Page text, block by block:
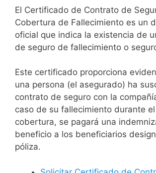
El Certificado de Contrato de
Cobertura de Fallecimiento es un
oficial que indica la existencia de
de seguro de fallecimiento o
Este certificado proporciona
una persona (el asegurado) ha
contrato de seguro con la
caso de su fallecimiento durante
cobertura, se pagará una
beneficio a los beneficiarios
póliza.